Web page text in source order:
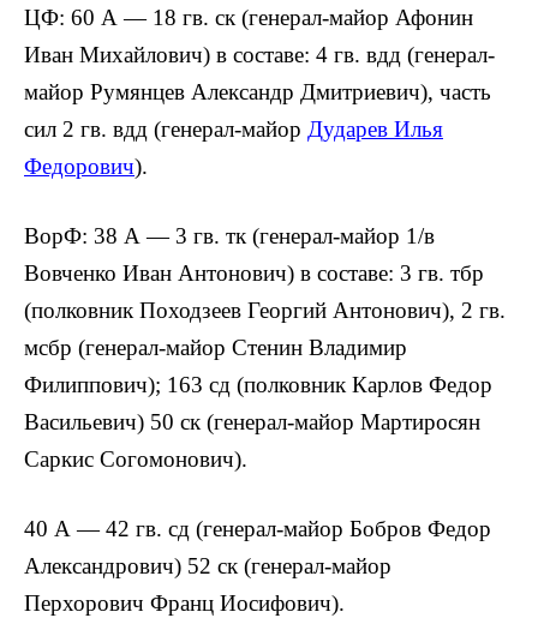
ЦФ: 60 А — 18 гв. ск (генерал-майор Афонин
Иван Михайлович) в составе: 4 гв. вдд (генерал-
майор Румянцев Александр Дмитриевич), часть
сил 2 гв. вдд (генерал-майор Дударев Илья
Федорович).
ВорФ: 38 А — 3 гв. тк (генерал-майор 1/в
Вовченко Иван Антонович) в составе: 3 гв. тбр
(полковник Походзеев Георгий Антонович), 2 гв.
мсбр (генерал-майор Стенин Владимир
Филиппович); 163 сд (полковник Карлов Федор
Васильевич) 50 ск (генерал-майор Мартиросян
Саркис Согомонович).
40 А — 42 гв. сд (генерал-майор Бобров Федор
Александрович) 52 ск (генерал-майор
Перхорович Франц Иосифович).